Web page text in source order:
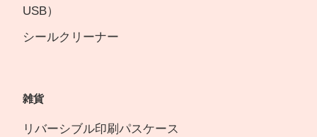
USB）
シールクリーナー
雑貨
リバーシブル印刷パスケース